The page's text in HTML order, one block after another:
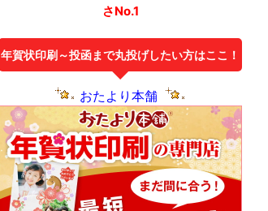
さNo.1
年賀状印刷～投函まで丸投げしたい方はここ！
おたより本舗